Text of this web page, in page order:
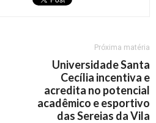
Próxima matéria
Universidade Santa
Cecília incentiva e
acredita no potencial
acadêmico e esportivo
das Sereias da Vila